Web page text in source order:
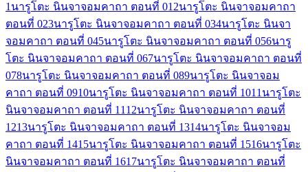
1 นารูโตะ นินจาจอมคาถา ตอนที่ 01 2นารูโตะ นินจาจอมคาถา
ตอนที่ 023นารูโตะ นินจาจอมคาถา ตอนที่ 034นารูโตะ นินจา
จอมคาถา ตอนที่ 045นารูโตะ นินจาจอมคาถา ตอนที่ 056นารู
โตะ นินจาจอมคาถา ตอนที่ 067นารูโตะ นินจาจอมคาถา ตอนที่
078นารูโตะ นินจาจอมคาถา ตอนที่ 089นารูโตะ นินจาจอม
คาถา ตอนที่ 0910นารูโตะ นินจาจอมคาถา ตอนที่ 1011 นารูโตะ
นินจาจอมคาถา ตอนที่ 11 12นารูโตะ นินจาจอมคาถา ตอนที่
1213นารูโตะ นินจาจอมคาถา ตอนที่ 1314นารูโตะ นินจาจอม
คาถา ตอนที่ 1415นารูโตะ นินจาจอมคาถา ตอนที่ 1516นารูโตะ
นินจาจอมคาถา ตอนที่ 1617นารูโตะ นินจาจอมคาถา ตอนที่